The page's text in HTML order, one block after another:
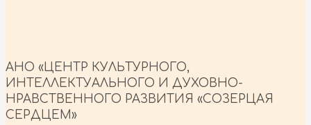
АНО «ЦЕНТР КУЛЬТУРНОГО,
ИНТЕЛЛЕКТУАЛЬНОГО И ДУХОВНО-
НРАВСТВЕННОГО РАЗВИТИЯ «СОЗЕРЦАЯ
СЕРДЦЕМ»